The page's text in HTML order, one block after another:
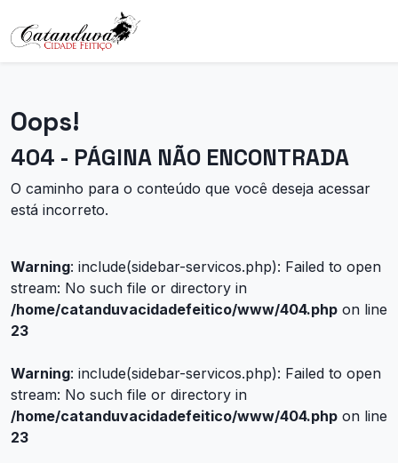
Oops!
404 - PÁGINA NÃO ENCONTRADA
O caminho para o conteúdo que você deseja acessar
está incorreto.
Warning: include(sidebar-servicos.php): Failed to open
stream: No such file or directory in
/home/catanduvacidadefeitico/www/404.php on line
23
Warning: include(sidebar-servicos.php): Failed to open
stream: No such file or directory in
/home/catanduvacidadefeitico/www/404.php on line
23